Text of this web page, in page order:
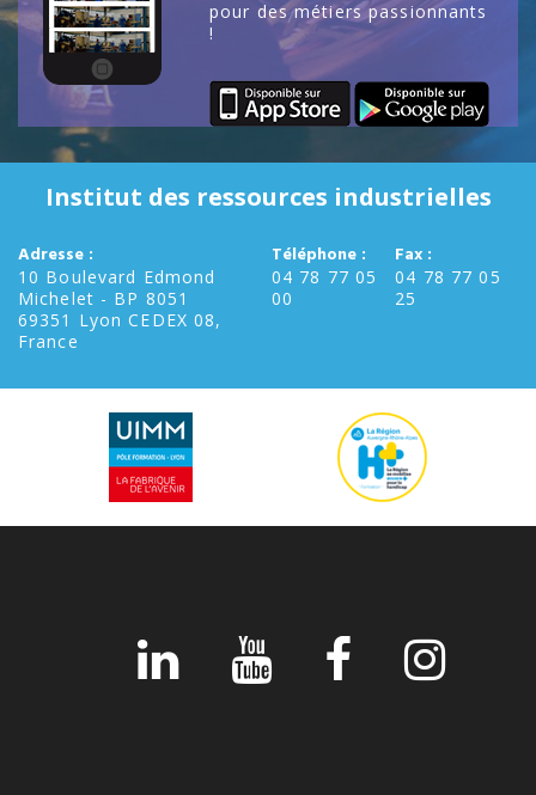
pour des métiers passionnants
!
Institut des ressources industrielles
Adresse :
10 Boulevard Edmond
Michelet - BP 8051
69351 Lyon CEDEX 08,
France
Téléphone :
04 78 77 05
00
Fax :
04 78 77 05
25